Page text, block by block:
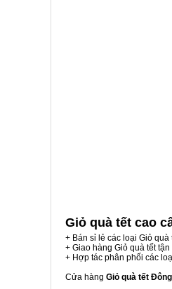
Giỏ quà tết cao
+ Bán sỉ lẻ các loại Giỏ quà
+ Giao hàng Giỏ quà tết
+ Hợp tác phân phối các
Cửa hàng Giỏ quà tết